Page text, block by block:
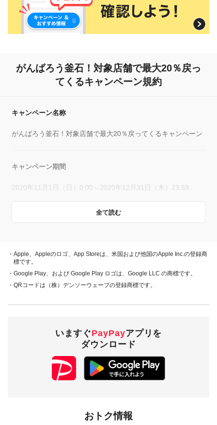
がんばろう釜石！ 対象店舗で最大20％戻っ
てくるキャンペーン規約
全て読む
キャンペーン名称
がんばろう釜石！対象店舗で最大20％戻ってくるキャンペーン
キャンペーン期間
2020年11月1日（日）0:00～2020年12月31日（木）23:59
ド、PayPayあと払い（一括のみ）でお支払いをしていただい
た方に対し、下表のとおり後日PayPayボーナスを付与しま
付与上限
2,000円相当／回
20,000円相当／期間
岩手県釜石市内のPayPay加盟店のうち
掲出がある店舗です。事前にアプリの「近くのお店」でもご
・Apple、Appleのロゴ、App Storeは、米国および他国のApple Inc.の登録商
標です。
・Google Play、および Google Play ロゴは、Google LLC の商標です。
・QRコードは（株）デンソーウェーブの登録商標です。
いますぐPayPayアプリを
ダウンロード
おトク情報